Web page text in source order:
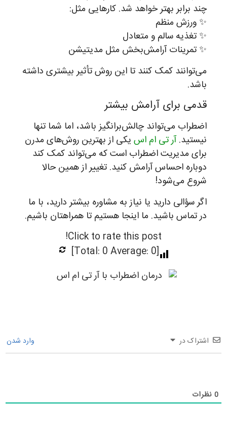
چند برابر بهتر خواهد شد. کارهایی مثل:
✨ ورزش منظم
✨ تغذیه سالم و متعادل
✨ تمرینات آرامش‌بخش مثل مدیتیشن
می‌توانند کمک کنند تا این روش تأثیر بیشتری داشته
باشد.
قدمی برای آرامش بیشتر
اضطراب می‌تواند چالش‌برانگیز باشد، اما شما تنها
نیستید.آر تی ام اس یکی از بهترین روش‌های مدرن
برای مدیریت اضطراب است که می‌تواند کمک کند
دوباره احساس آرامش کنید. تغییر از همین حالا
شروع می‌شود!
اگر سؤالی دارید یا نیاز به مشاوره بیشتر دارید، با ما
در تماس باشید. ما اینجا هستیم تا همراهتان باشیم.
Click to rate this post!
[Total:
0 Average: 0
]
اشتراک در وارد شدن
0 نظرات